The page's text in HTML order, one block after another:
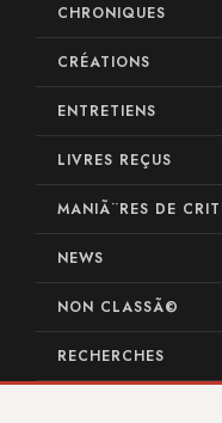
CHRONIQUES
CRÉATIONS
ENTRETIENS
LIVRES REÇUS
MANIÃ¨RES DE
NEWS
NON CLASSÃ©
RECHERCHES